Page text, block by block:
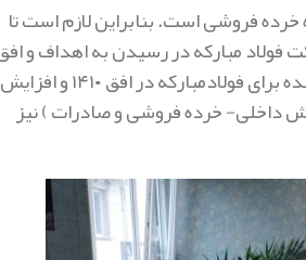
فروشی است. بنابراین لازم است تا
مبارکه در رسیدن به اهداف و
چشم انداز این مجموعه در بخش فروش کمک برساند، چراکه برای رسیدن به اهداف تعریف شده برای فولادمبارکه در افق ۱۴۱۰ و افزایش
داخلی- خرده فروشی و صادرات ) نیز